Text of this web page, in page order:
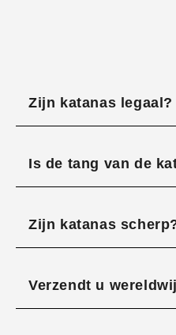
Zijn katanas legaal?
Is de tang van de
Zijn katanas
Verzendt u